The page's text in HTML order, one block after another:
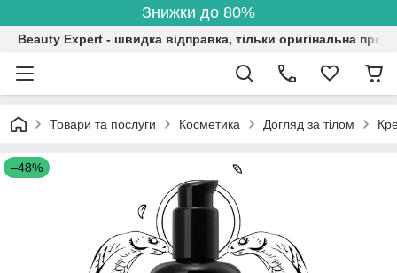
Знижки до 80%
Beauty Expert - швидка відправка, тільки оригінальна
Товари та послуги Косметика Догляд за тілом
–48%